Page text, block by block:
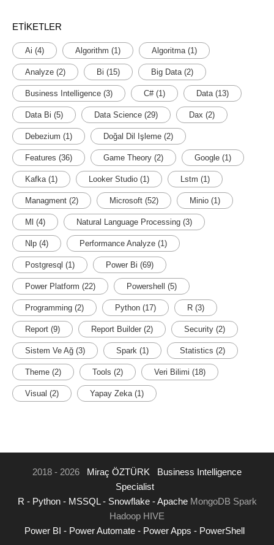
ETIKETLER
Ai (4) Algorithm (1) Algoritma(1)
Analyze (2) Bi (15) Big Data(2)
Business Intelligence (3) C#(1) Data(13)
Data Bi (5) Data Science (29) Dax (2)
Debezium (1) Doğal Dil Işleme (2)
Features (36) Game Theory (2) Google (1)
Kafka(1) Looker Studio (1) Lstm (1)
Managment (2) Microsoft (52) Minio (1)
Ml (4) Natural Language Processing (3)
Nlp (4) Performance Analyze (1)
Postgresql (1) Power Bi (69)
Power Platform (22) Powershell (5)
Programming (2) Python (17) R (3)
Report (9) Report Builder (2) Security (2)
Sistem Ve Ağ (3) Spark (1) Statistics (2)
Theme (2) Tools (2) Veri Bilimi (18)
Visual (2) Yapay Zeka(1)
2018 - 2026 Miraç ÖZTÜRK
Business Intelligence
Specialist
R - Python - MSSQL - Snowflake - ApacheMongoDB Spark
Hadoop HIVE
Power BI - Power Automate - Power Apps - PowerShell